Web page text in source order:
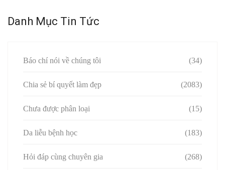
Danh Mục Tin Tức
Báo chí nói về chúng tôi (34)
Chia sẻ bí quyết làm đẹp (2083)
Chưa được phân loại (15)
Da liễu bệnh học (183)
Hỏi đáp cùng chuyên gia (268)